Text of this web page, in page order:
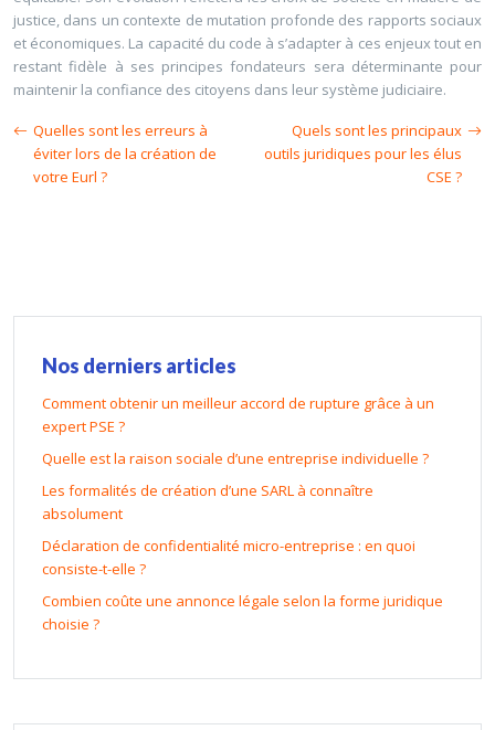
justice, dans un contexte de mutation profonde des rapports sociaux
et économiques. La capacité du code à s’adapter à ces enjeux tout en
restant fidèle à ses principes fondateurs sera déterminante pour
maintenir la confiance des citoyens dans leur système judiciaire.
Quelles sont les erreurs à
éviter lors de la création de
votre Eurl ?
Quels sont les principaux
outils juridiques pour les élus
CSE ?
Nos derniers articles
Comment obtenir un meilleur accord de rupture grâce à un
expert PSE ?
Quelle est la raison sociale d’une entreprise individuelle ?
Les formalités de création d’une SARL à connaître
absolument
Déclaration de confidentialité micro-entreprise : en quoi
consiste-t-elle ?
Combien coûte une annonce légale selon la forme juridique
choisie ?